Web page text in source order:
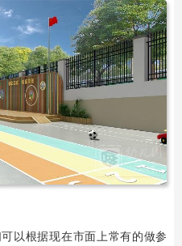
以根据现在市面上常有的做参